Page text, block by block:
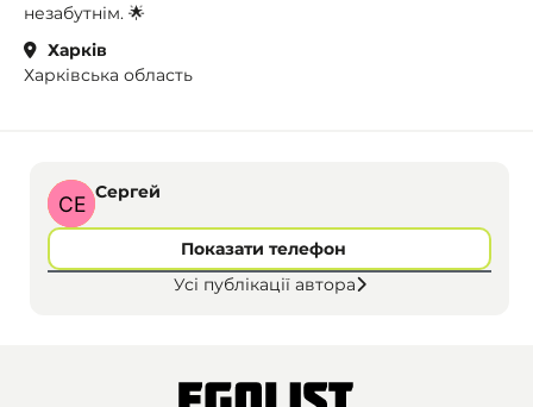
незабутнім. 🌟
Харків
Харківська область
Сергей
Показати телефон
Усі публікації автора